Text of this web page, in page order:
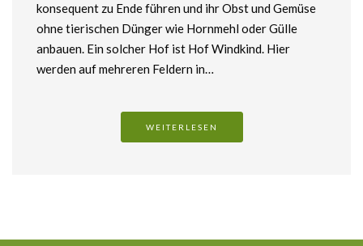
konsequent zu Ende führen und ihr Obst und Gemüse
ohne tierischen Dünger wie Hornmehl oder Gülle
anbauen. Ein solcher Hof ist Hof Windkind. Hier
werden auf mehreren Feldern in…
WEITERLESEN